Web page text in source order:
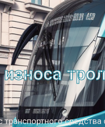
транспортного